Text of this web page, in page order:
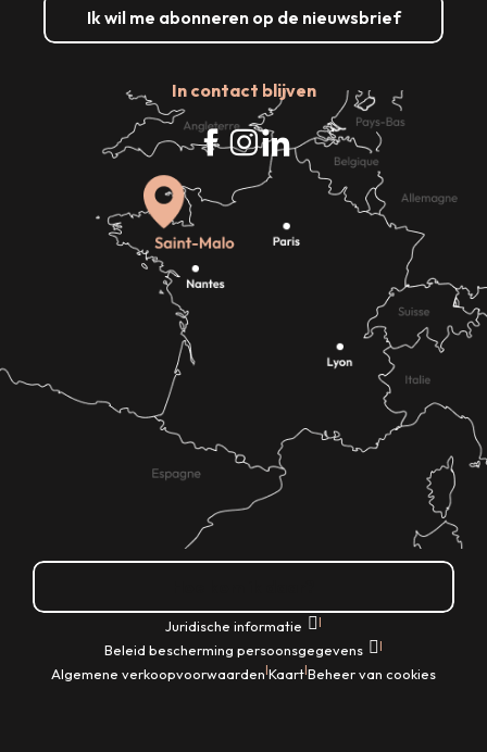
Ik wil me abonneren op de nieuwsbrief
In contact blijven
Juridische informatie |
Beleid bescherming persoonsgegevens |
Algemene verkoopvoorwaarden|Kaart|Beheer van cookies